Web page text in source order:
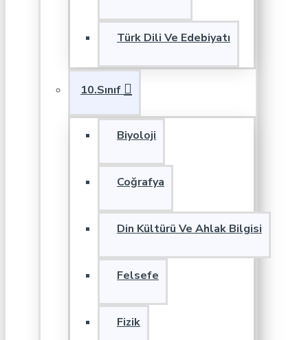
Türk Dili Ve Edebiyatı
10.Sınıf
Biyoloji
Coğrafya
Din Kültürü Ve Ahlak Bilgisi
Felsefe
Fizik